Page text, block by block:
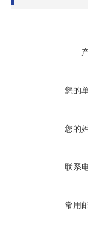
您的
您的
联系
常用